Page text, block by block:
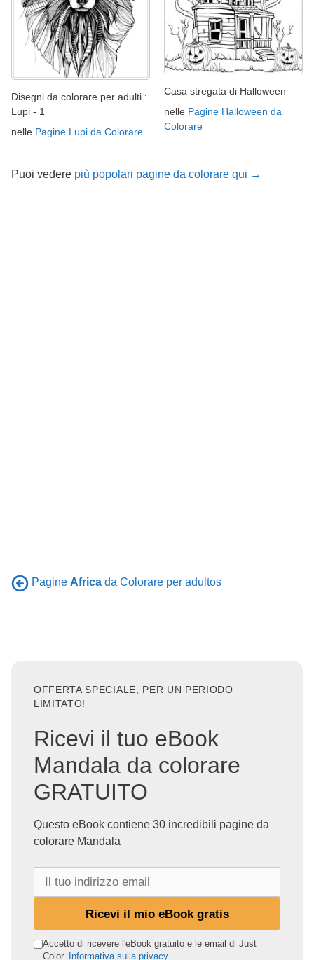
Disegni da colorare per adulti :
Lupi - 1
nelle Pagine Lupi da Colorare
Casa stregata di Halloween
nelle Pagine Halloween da
Colorare
Puoi vedere più popolari pagine da colorare qui →
Pagine Africa da Colorare per adultos
OFFERTA SPECIALE, PER UN PERIODO
LIMITATO!
Ricevi il tuo eBook
Mandala da colorare
GRATUITO
Questo eBook contiene 30 incredibili pagine da
colorare Mandala
o
Ricevi il mio eBook gratis
Accetto di ricevere l'eBook gratuito e le email di Just
Color. Informativa sulla privacy